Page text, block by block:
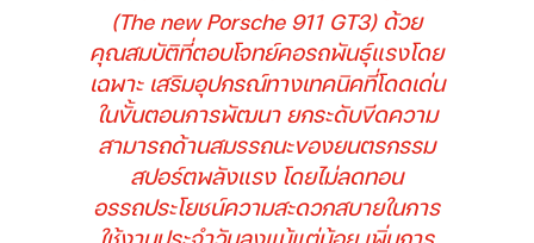
(The new Porsche 911 GT3) ด้วย
คุณสมบัติที่ตอบโจทย์คอรถพันธุ์แรงโดย
เฉพาะ เสริมอุปกรณ์ทางเทคนิคที่โดดเด่น
ในขั้นตอนการพัฒนา ยกระดับขีดความ
สามารถด้านสมรรถนะของยนตรกรรม
สปอร์ตพลังแรง โดยไม่ลดทอน
อรรถประโยชน์ความสะดวกสบายในการ